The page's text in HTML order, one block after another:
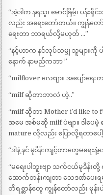
“အဲ့ဒါက နရသူ၊ မောင်ခြိမ့်၊ ပန်
လည်း အရေးတော်တယ်။ ကျွန်တ
ရေးတာ ဘာရယ်လို့မဟုတ် …”
“နင့်ဟာက နင်လုပ်သမျှ သူများကို
နောက် နာမည်ကဘာ ”
“milflover လေဗျာ။ အပျော်ရေ
“milf ဆိုတာဘာလဲ ဟဲ့..”
“milf ဆိုတာ Mother i’d like
အမေ အစ်မဆို milf ပဲဗျာ။ ဒါပ
mature လို့လည်း ပြောလို့ရတာပေါ့
“ဒါနဲ့ နင် မုဒိန်းကျင့်တာတွေမရေ
“မရေးပါဘူးဗျာ သက်ငယ်မုဒိန်
အောက်တန်းကျတာ သေဒဏ်ပေး
တိရစ္ဆာန်တွေ ကျွန်တော်လည်း မုန်